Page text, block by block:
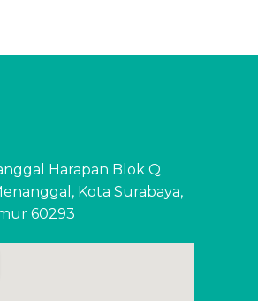
Harapan Blok Q
Kota Surabaya,
60293